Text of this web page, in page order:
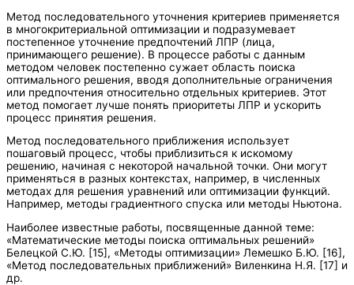
Метод последовательного уточнения критериев применяется
в многокритериальной оптимизации и подразумевает
постепенное уточнение предпочтений ЛПР (лица,
принимающего решение). В процессе работы с данным
методом человек постепенно сужает область поиска
оптимального решения, вводя дополнительные ограничения
или предпочтения относительно отдельных критериев. Этот
метод помогает лучше понять приоритеты ЛПР и ускорить
процесс принятия решения.
Метод последовательного приближения использует
пошаговый процесс, чтобы приблизиться к искомому
решению, начиная с некоторой начальной точки. Они могут
применяться в разных контекстах, например, в численных
методах для решения уравнений или оптимизации функций.
Например, методы градиентного спуска или методы Ньютона.
Наиболее известные работы, посвященные данной теме:
«Математические методы поиска оптимальных решений»
Белецкой С.Ю. [15], «Методы оптимизации» Лемешко Б.Ю. [16],
«Метод последовательных приближений» Виленкина Н.Я. [17] и
др.